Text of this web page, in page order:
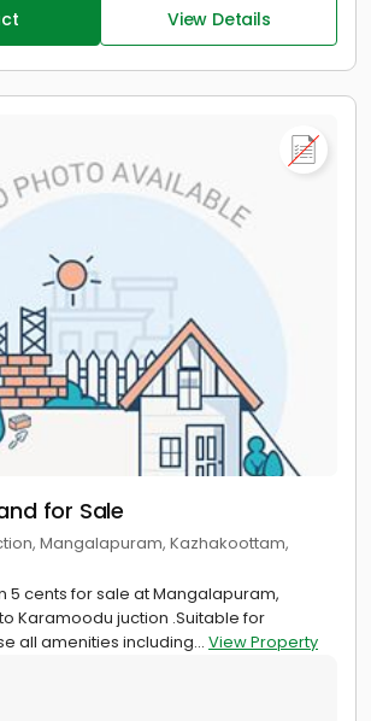
View Details
for Sale
Mangalapuram, Kazhakoottam,
5 cents for sale at Mangalapuram,
Karamoodu juction .Suitable for
all amenities including... View Property